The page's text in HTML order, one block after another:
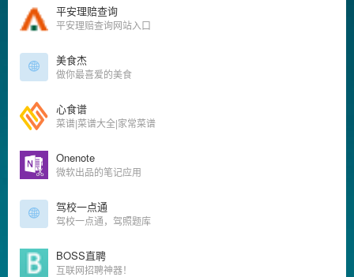
平安理赔查询
平安理赔查询网站入口
美食杰
做你最喜爱的美食
心食谱
菜谱|菜谱大全|家常菜谱
Onenote
微软出品的笔记应用
驾校一点通
驾校一点通，驾照题库
BOSS直聘
互联网招聘神器！